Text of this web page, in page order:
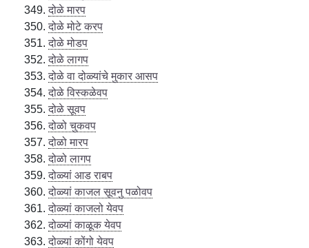
दोळे मारप
दोळे मोटे करप
दोळे मोडप
दोळे लागप
दोळे वा दोळ्यांचे मुकार आसप
दोळे विस्कळेवप
दोळे सूवप
दोळो चुकवप
दोळो मारप
दोळो लागप
दोळ्यां आड राबप
दोळ्यां काजल सूवनु पळोवप
दोळ्यां काजलो येवप
दोळ्यां काळूक येवप
दोळ्यां कोंगो येवप